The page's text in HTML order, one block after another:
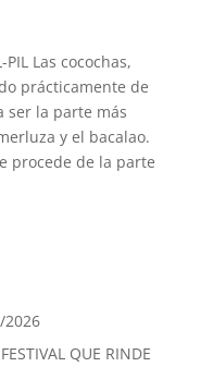
PIL Las cocochas,
prácticamente de
ser la parte más
y el bacalao.
procede de la parte
2026
QUE RINDE